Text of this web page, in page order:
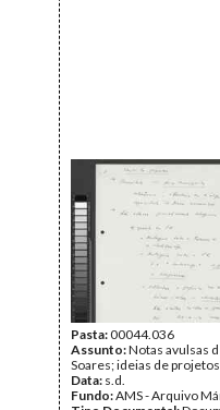
Pasta:00044.036
Assunto:Notas avulsas
Soares; ideias de
Data: s.d.
Fundo:AMS - Arquivo